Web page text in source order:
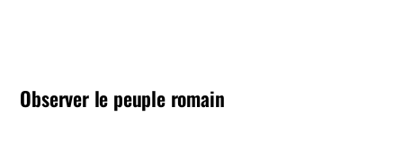
Observer le peuple romain